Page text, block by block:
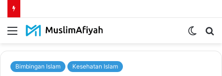
Menu
Switch
Bimbingan Islam Kesehatan Islam